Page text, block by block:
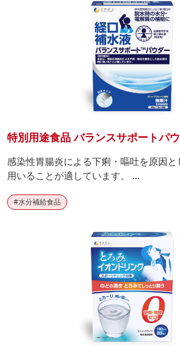
特別用途食品 バランスサポートパ
感染性胃腸炎による下痢・嘔吐を原因
用いることが適しています。 …
#水分補給食品